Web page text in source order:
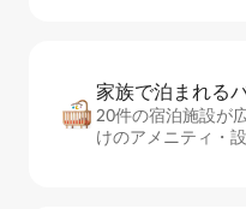
家族で泊まれる
20件の宿泊施設が
けのアメニティ・